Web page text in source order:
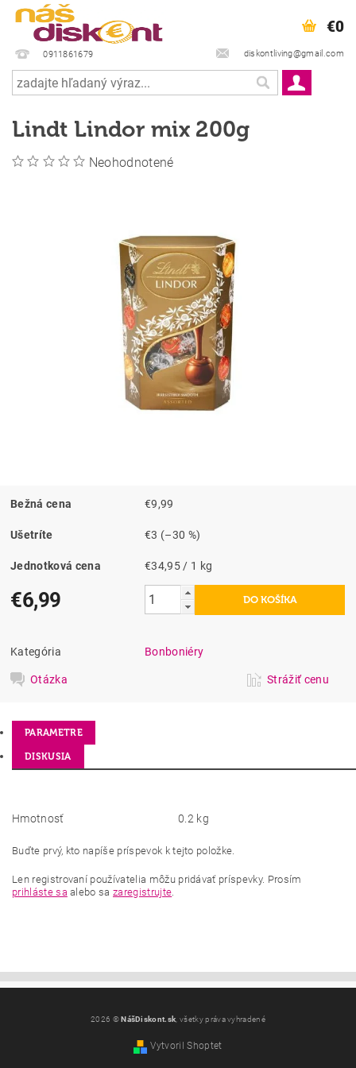
0911861679 diskontliving@gmail.com
€0
Lindt Lindor mix 200g
Neohodnotené
Bežná cena €9,99
Ušetríte €3 (–30 %)
Jednotková cena €34,95 / 1 kg
€6,99
Kategória Bonboniéry
Otázka Strážiť cenu
PARAMETRE
DISKUSIA
Hmotnosť 0.2 kg
Buďte prvý, kto napíše príspevok k tejto položke.
Len registrovaní používatelia môžu pridávať príspevky. Prosím
prihláste sa alebo sazaregistrujte.
2026 ©NášDiskont.sk , všetky práva vyhradené
Vytvoril Shoptet